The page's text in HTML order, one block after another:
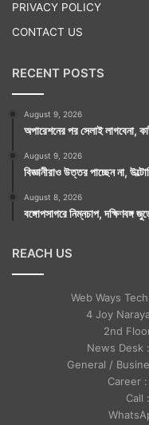
PRIVACY POLICY
CONTACT US
RECENT POSTS
August 9, 2026
অপারেশনের পর সেলাই লাগবেনা,
August 9, 2026
বিজ্ঞানীরাও উত্তর পাচ্ছেন না,
August 8, 2026
বঙ্গোপসাগরে নিম্নচাপ, দক্ষিণবঙ্গ
REACH US
Web Ways
4 Joy
2nd
News Desk
General /
Career
Call